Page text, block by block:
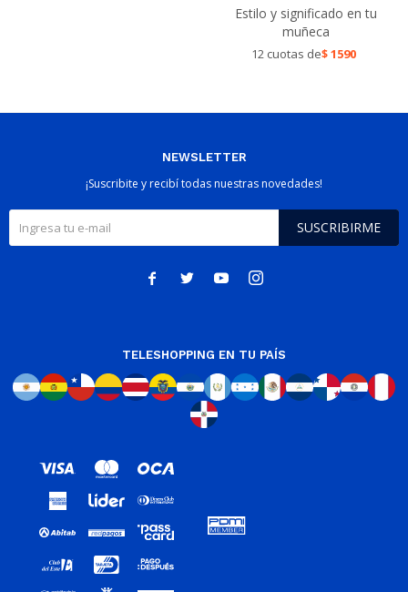
Estilo y significado en tu
muñeca
12 cuotas de$1590
NEWSLETTER
¡Suscribite y recibí todas nuestras novedades!
SUSCRIBIRME
   
TELESHOPPING EN TU PAÍS